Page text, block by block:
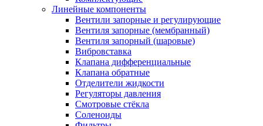
Линейные компоненты
Вентили запорные и регулирующие
Вентиля запорные (мембранный)
Вентиля запорный (шаровые)
Вибровставка
Клапана дифференциальные
Клапана обратные
Отделители жидкости
Регуляторы давления
Смотровые стёкла
Соленоиды